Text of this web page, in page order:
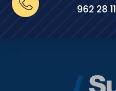
962 28